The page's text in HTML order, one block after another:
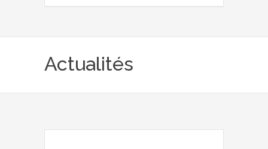
Actualités